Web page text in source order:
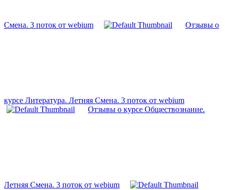
Смена. 3 поток от webium Отзывы о
курсе Литература. Летняя Смена. 3 поток от webium
Отзывы о курсе Обществознание.
Летняя Смена. 3 поток от webium